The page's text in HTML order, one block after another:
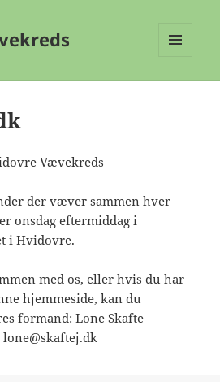
Vævekreds
der væver sammen hver
onsdag eftermiddag i
i Hvidovre.
med os, eller hvis du har
hjemmeside, kan du
formand: Lone Skafte
lone@skaftej.dk